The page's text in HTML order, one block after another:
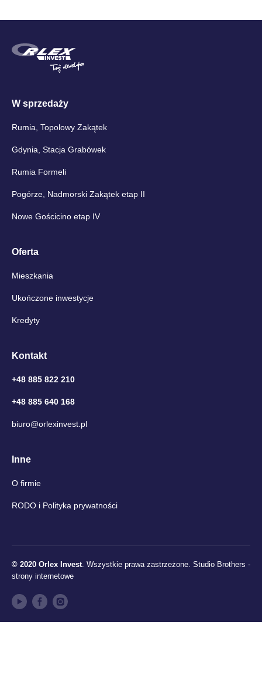
W sprzedaży
Rumia, Topolowy Zakątek
Gdynia, Stacja Grabówek
Rumia Formeli
Pogórze, Nadmorski Zakątek etap II
Nowe Gościcino etap IV
Oferta
Mieszkania
Ukończone inwestycje
Kredyty
Kontakt
+48 885 822 210
+48 885 640 168
biuro@orlexinvest.pl
Inne
O firmie
RODO i Polityka prywatności
© 2020 Orlex Invest . Wszystkie prawa zastrzeżone. Studio Brothers -
strony internetowe